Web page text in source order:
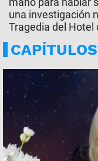
una investigación
Tragedia del Hotel